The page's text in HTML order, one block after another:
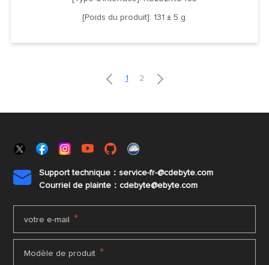
[Poids du produit]: 131 ± 5 g.
 1 2 

Support technique：service-fr-@cdebyte.com
Courriel de plainte：cdebyte@ebyte.com
votre e-mail *
Modèle de produit *